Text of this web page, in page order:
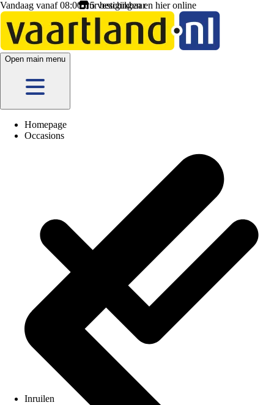
5 vestigingenen hieronline
Vandaag vanaf 08:00 uur beschikbaar
Open main menu
Homepage
Occasions
Inruilen